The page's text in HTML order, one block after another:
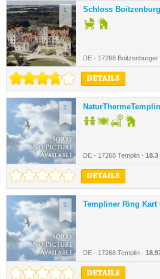
1. Schloss Boitzenburg
DE - 17268 Boitzenburger
DETAILS
2. NaturThermeTemplin
DE - 17268 Templin - 18.3
DETAILS
3. Templiner Ring Kart
DE - 17268 Templin -
DETAILS